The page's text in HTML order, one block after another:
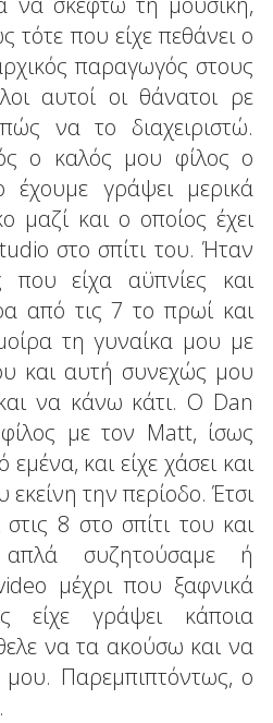
που είχε πεθάνει ο
παραγωγός στους
αυτοί οι θάνατοι ρε
να το διαχειριστώ.
ο καλός μου φίλος ο
έχουμε γράψει μερικά
μαζί και ο οποίος έχει
στο σπίτι του. Ήταν
που είχα αϋπνίες και
από τις 7 το πρωί και
τη γυναίκα μου με
και αυτή συνεχώς μου
να κάνω κάτι. Ο Dan
με τον Matt, ίσως
και είχε χάσει και
την περίοδο. Έτσι
8 στο σπίτι του και
συζητούσαμε ή
μέχρι που ξαφνικά
είχε γράψει κάποια
να τα ακούσω και να
Παρεμπιπτόντως, ο